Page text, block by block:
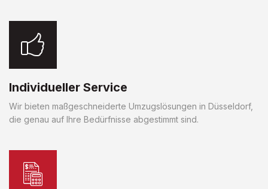
Individueller Service
Wir bieten maßgeschneiderte Umzugslösungen in Düsseldorf,
die genau auf Ihre Bedürfnisse abgestimmt sind.